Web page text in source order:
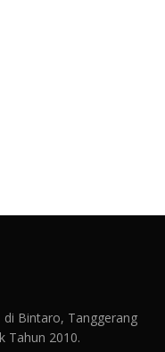
Bintaro, Tanggerang
Tahun 2010.